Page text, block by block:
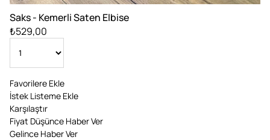
Saks - Kemerli Saten Elbise
₺529,00
Favorilere Ekle
İstek Listeme Ekle
Karşılaştır
Fiyat Düşünce Haber Ver
Gelince Haber Ver